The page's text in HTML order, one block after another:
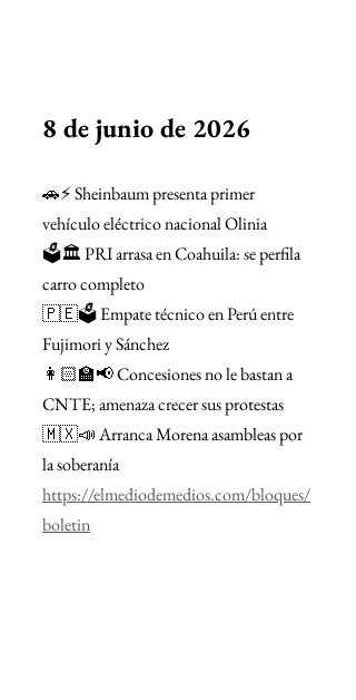
8 de junio de 2026
🚗⚡ Sheinbaum presenta primer
vehículo eléctrico nacional Olinia
🗳️🏛️ PRI arrasa en Coahuila: se perfila
carro completo
🇵🇪🗳️ Empate técnico en Perú entre
Fujimori y Sánchez
👩🏻‍🏫📢 Concesiones no le bastan a
CNTE; amenaza crecer sus protestas
🇲🇽📣 Arranca Morena asambleas por
la soberanía
https://elmediodemedios.com/bloques/
boletin